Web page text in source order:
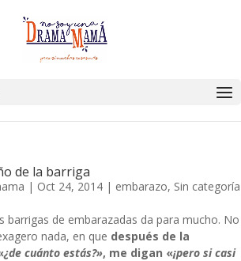
de la barriga
| Oct 24, 2014 | embarazo, Sin categoría
barrigas de embarazadas da para mucho. No
nada, en que después de la
¿de cuánto estás?», me digan «¡pero si casi